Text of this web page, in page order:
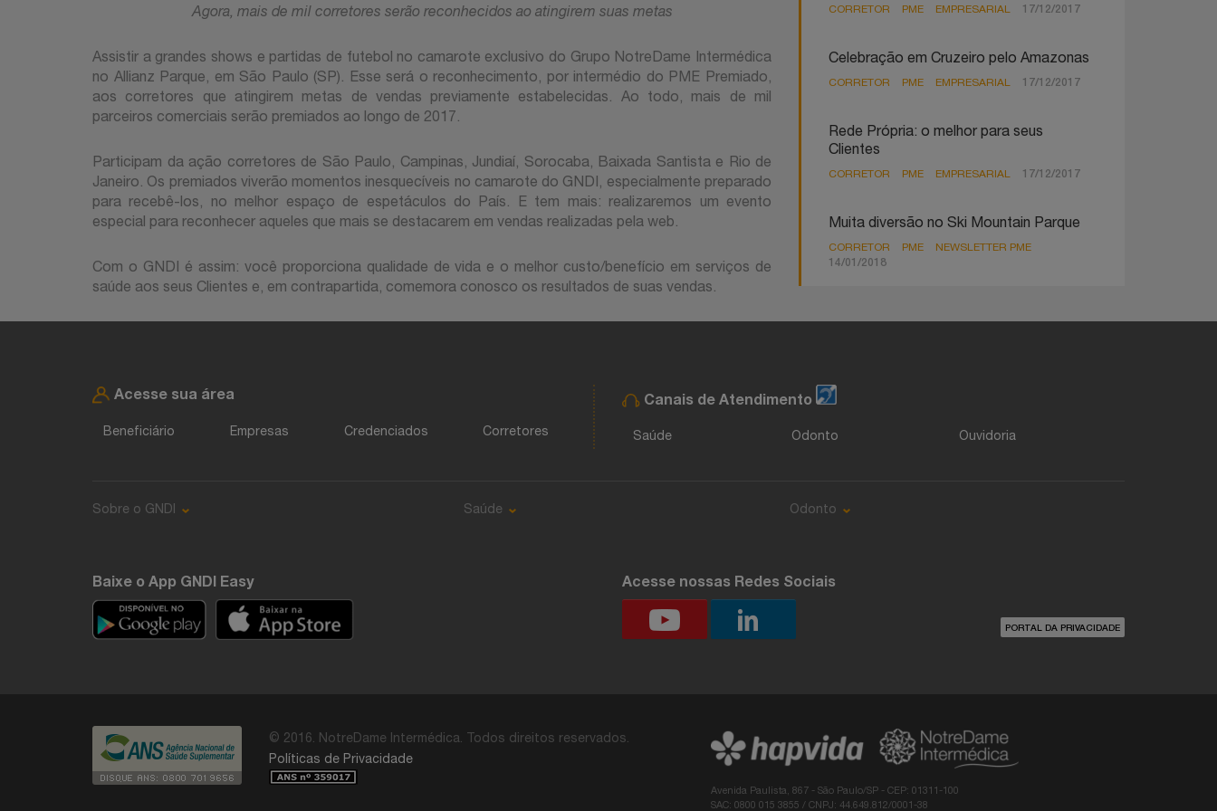
Agora, mais de mil corretores serão reconhecidos ao atingirem suas metas
Assistir a grandes shows e partidas de futebol no camarote exclusivo do Grupo NotreDame Intermédica
no Allianz Parque, em São Paulo (SP). Esse será o reconhecimento, por intermédio do PME Premiado,
aos corretores que atingirem metas de vendas previamente estabelecidas. Ao todo, mais de mil
parceiros comerciais serão premiados ao longo de 2017.
Participam da ação corretores de São Paulo, Campinas, Jundiaí, Sorocaba, Baixada Santista e Rio de
Janeiro. Os premiados viverão momentos inesquecíveis no camarote do GNDI, especialmente preparado
para recebê-los, no melhor espaço de espetáculos do País. E tem mais: realizaremos um evento
especial para reconhecer aqueles que mais se destacarem em vendas realizadas pela web.
Com o GNDI é assim: você proporciona qualidade de vida e o melhor custo/benefício em serviços de
saúde aos seus Clientes e, em contrapartida, comemora conosco os resultados de suas vendas.
CORRETOR PME EMPRESARIAL 17/12/2017
Celebração em Cruzeiro pelo Amazonas
CORRETOR PME EMPRESARIAL 17/12/2017
Rede Própria: o melhor para seus
Clientes
CORRETOR PME EMPRESARIAL 17/12/2017
Muita diversão no Ski Mountain Parque
CORRETOR PME
NEWSLETTER PME
14/01/2018
Acesse sua área
Beneficiário Empresas Credenciados Corretores
Canais de Atendimento
Saúde Odonto Ouvidoria
Sobre o GNDI Saúde Odonto
Baixe o App GNDI Easy Acesse nossas Redes Sociais
PORTAL DA PRIVACIDADE
© 2016. NotreDame Intermédica. Todos direitos reservados.
Políticas de Privacidade
Avenida Paulista, 867 - São Paulo/SP - CEP: 01311-100
SAC: 0800 015 3855 / CNPJ: 44.649.812/0001-38